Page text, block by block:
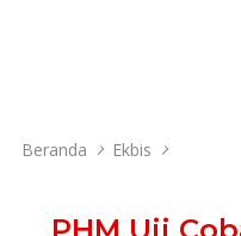
Beranda Ekbis